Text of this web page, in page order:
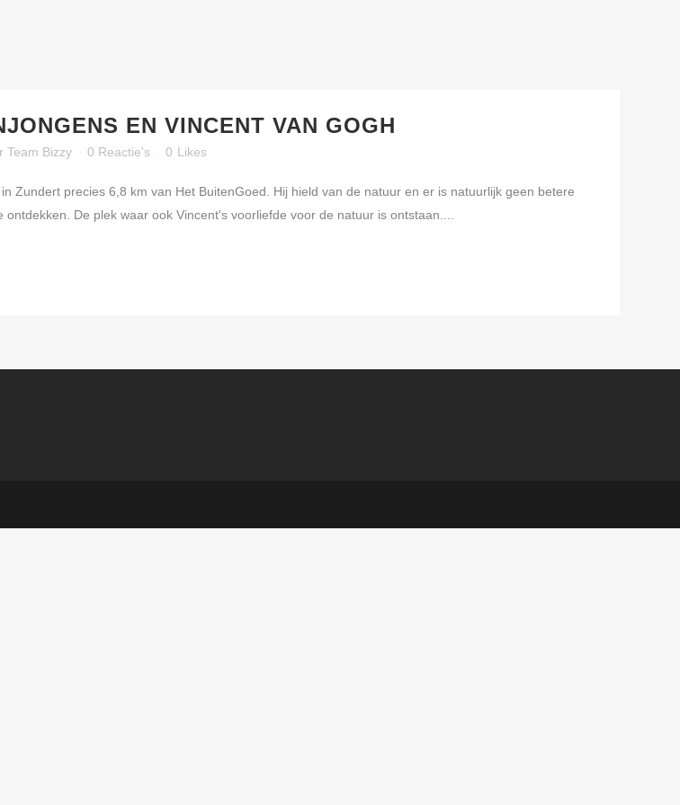
EN VINCENT VAN GOGH
Team Bizzy 0 Reactie's 0 Likes
Zundert precies 6,8 km van Het BuitenGoed. Hij hield van de natuur en er is natuurlijk geen betere
De plek waar ook Vincent's voorliefde voor de natuur is ontstaan....